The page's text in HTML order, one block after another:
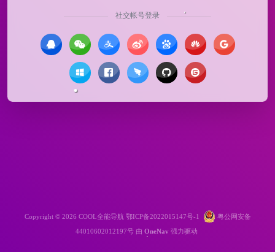
社交帐号登录
Copyright © 2026 COOL全能导航 鄂ICP备2022015147号-1
粤公网安备
44010602012197号 由 OneNav 强力驱动